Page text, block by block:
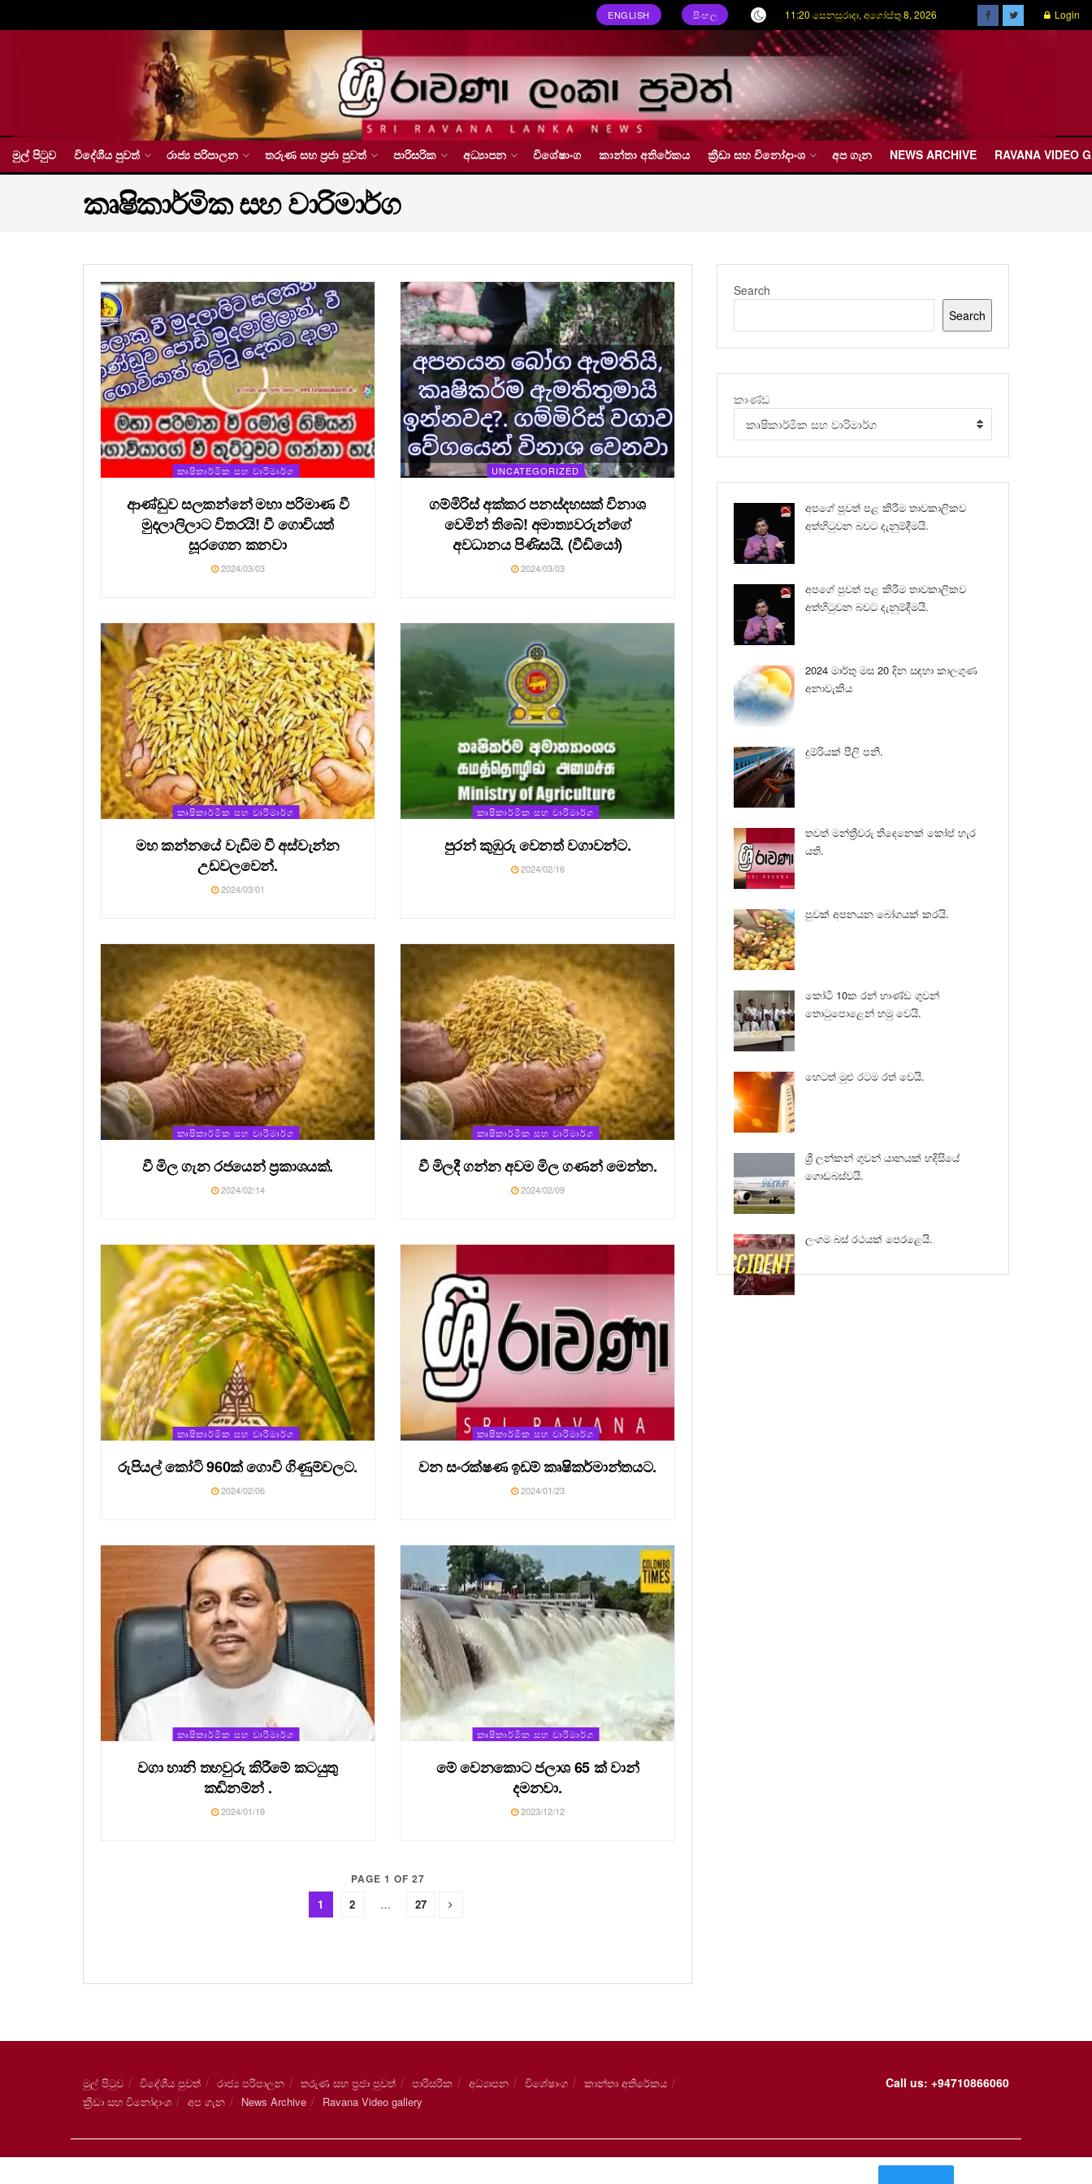
ENGLISH සිංහල 11:20 සෙනසුරාදා, අගෝස්තු 8, 2026 Login
මුල් පිටුව විදේශීය පුවත් රාජ්‍ය පරිපාලන තරුණ සහ ප්‍රජා පුවත් පාරිසරික අධ්‍යාපන විශේෂාංග කාන්තා අතිරේකය ක්‍රීඩා සහ විනෝදාංශ අප ගැන NEWS ARCHIVE RAVANA VIDEO
කෘෂිකාර්මික සහ වාරිමාර්ග
කෘෂිකාර්මික සහ වාරිමාර්ග
ආණ්ඩුව සලකන්නේ ⁣මහා පරිමාණ වී
මුදලාලිලාට විතරයි! වී ගොවියත්
සූරගෙන කනවා
2024/03/03
UNCATEGORIZED
⁣ගම්මිරිස් අක්කර පනස්දහසක් විනාශ
වෙමින් තිබේ! අමාත්‍යවරුන්ගේ
අවධානය පිණිසයි. (වීඩියෝ)
2024/03/03
කෘෂිකාර්මික සහ වාරිමාර්ග
මහ කන්නයේ වැඩිම වී අස්වැන්න
උඩවලවෙන්.
2024/03/01
කෘෂිකාර්මික සහ වාරිමාර්ග
පුරන් කුඹුරු වෙනත් වගාවන්ට.
2024/02/16
කෘෂිකාර්මික සහ වාරිමාර්ග
වී මිල ගැන රජයෙන් ප්‍රකාශයක්.
2024/02/14
කෘෂිකාර්මික සහ වාරිමාර්ග
වී මිලදී ගන්න අවම මිල ගණන් මෙන්න.
2024/02/09
කෘෂිකාර්මික සහ වාරිමාර්ග
රුපියල් කෝටි 960ක් ගොවි ගිණුම්වලට.
2024/02/06
කෘෂිකාර්මික සහ වාරිමාර්ග
වන සංරක්ෂණ ඉඩම් කෘෂිකර්මාන්තයට.
2024/01/23
කෘෂිකාර්මික සහ වාරිමාර්ග
වගා හානි තහවුරු කිරීමේ කටයුතු
කඩිනම්න් .
2024/01/19
කෘෂිකාර්මික සහ වාරිමාර්ග
මේ වෙනකොට ජලාශ 65 ක් වාන්
දමනවා.
2023/12/12
PAGE 1 OF 27
1 2 … 27
Search
Search
කාණ්ඩ
කෘෂිකාර්මික සහ වාරිමාර්ග
අපගේ පුවත් පළ කිරීම තාවකාලිකව
අත්හිටුවන බවට දැනුම්දීමයි.
අපගේ පුවත් පළ කිරීම තාවකාලිකව
අත්හිටුවන බවට දැනුම්දීමයි.
2024 මාර්තු මස 20 දින සඳහා කාලගුණ
අනාවැකිය
දුම්රියක් පීලි පනී.
තවත් මන්ත්‍රීවරු තිදෙනෙක් කෝප් හැර
යති.
පුවක් අපනයන බෝගයක් කරයි.
කෝටි 10ක රන් භාණ්ඩ ගුවන්
තොටුපොළෙන් හමු වෙයි.
හෙටත් මුළු රටම රත් වෙයි.
ශ්‍රී ලන්කන් ගුවන් යානයක් හදිසියේ
ගොඩබස්වයි.
ලංගම බස් රථයක් පෙරළෙයි.
මුල් පිටුව විදේශීය පුවත් රාජ්‍ය පරිපාලන තරුණ සහ ප්‍රජා පුවත් පාරිසරික අධ්‍යාපන විශේෂාංග
කාන්තා අතිරේකය
ක්‍රීඩා සහ විනෝදාංශ
අප ගැන News Archive Ravana Video gallery
Call us: +94710866060